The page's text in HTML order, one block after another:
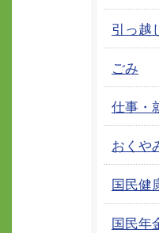
引っ越
ごみ
仕事・
おくや
国民健
国民年